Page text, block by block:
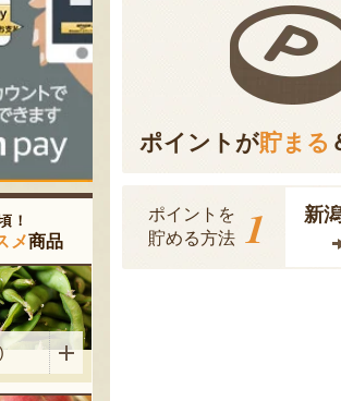
ポイントが貯まる
ポイントを
貯める方法 1 新
！
メ商品